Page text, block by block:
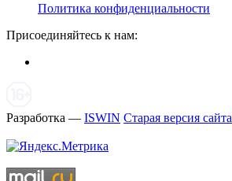
Политика конфиденциальности
Присоединяйтесь к нам:
Разработка — ISWIN Старая версия сайта